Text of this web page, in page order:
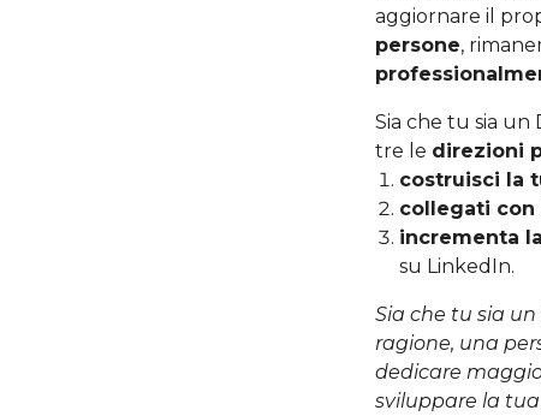
aggiornare il
persone,
Sia che tu sia un
tre le direzioni
costruisci la
collegati con
incrementa
su LinkedIn.
Sia che tu sia un
ragione, una
dedicare
sviluppare la